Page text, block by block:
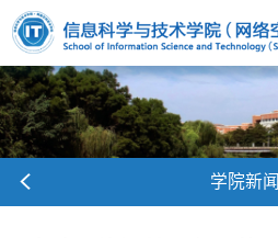
学院新闻